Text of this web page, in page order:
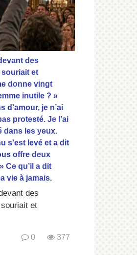
des
souriait et
donne vingt
inutile ? »
d’amour, je n’ai
protesté. Je l’ai
dans les yeux.
s’est levé et a dit
offre deux
Ce qu’il a dit
vie à jamais.
des
et
0 377